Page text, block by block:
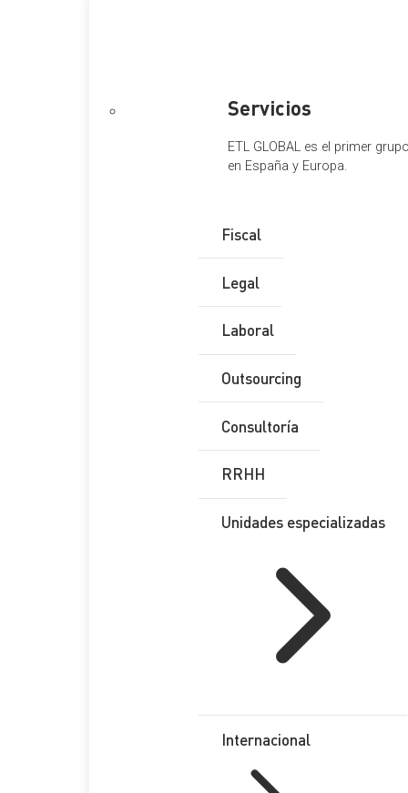
Servicios
ETL GLOBAL es el primer
en España y Europa.
Fiscal
Legal
Laboral
Outsourcing
Consultoría
RRHH
Unidades especializadas
Internacional